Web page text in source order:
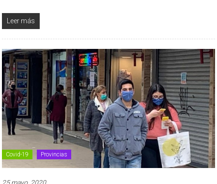
Leer más
Covid-19 Provincias
25 mayo, 2020